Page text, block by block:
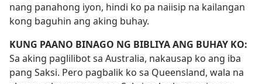
nang panahong iyon, hindi ko pa naiisip na kailangan
kong baguhin ang aking buhay.
KUNG PAANO BINAGO NG BIBLIYA ANG BUHAY KO:
Sa aking paglilibot sa Australia, nakausap ko ang iba
pang Saksi. Pero pagbalik ko sa Queensland, wala na